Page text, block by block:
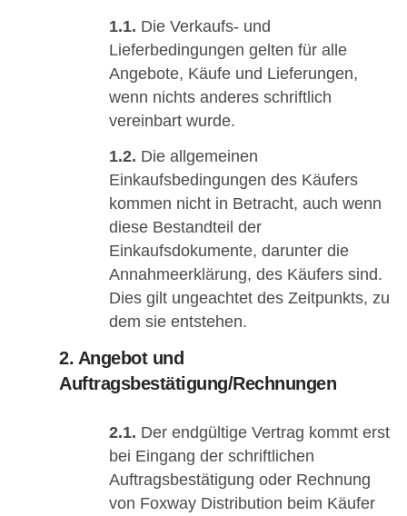
1.1. Die Verkaufs- und
Lieferbedingungen gelten für alle
Angebote, Käufe und Lieferungen,
wenn nichts anderes schriftlich
vereinbart wurde.
1.2. Die allgemeinen
Einkaufsbedingungen des Käufers
kommen nicht in Betracht, auch wenn
diese Bestandteil der
Einkaufsdokumente, darunter die
Annahmeerklärung, des Käufers sind.
Dies gilt ungeachtet des Zeitpunkts, zu
dem sie entstehen.
2. Angebot und
Auftragsbestätigung/Rechnungen
2.1. Der endgültige Vertrag kommt erst
bei Eingang der schriftlichen
Auftragsbestätigung oder Rechnung
von Foxway Distribution beim Käufer